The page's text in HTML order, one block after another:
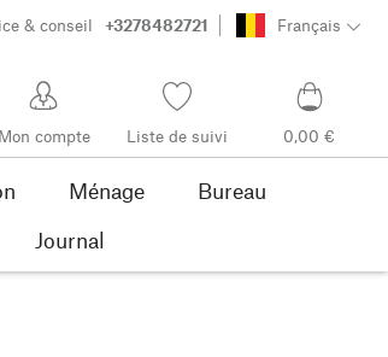
& conseil +3278482721 Français
Mon compte Liste de suivi 0,00 €
Ménage
Bureau
Journal